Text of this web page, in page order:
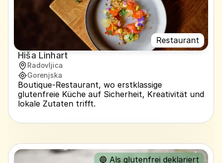
Restaurant
Hiša Linhart
Radovljica
Gorenjska
Boutique-Restaurant, wo erstklassige
glutenfreie Küche auf Sicherheit, Kreativität und
lokale Zutaten trifft.
🔵 Als glutenfrei deklariert